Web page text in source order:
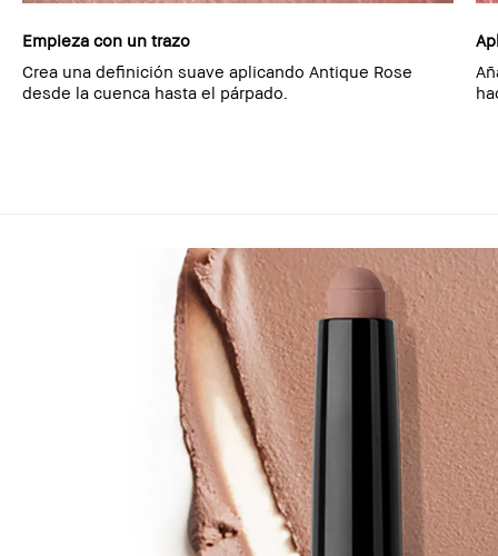
Empieza con un trazo
Crea una definición suave aplicando Antique Rose
desde la cuenca hasta el párpado.